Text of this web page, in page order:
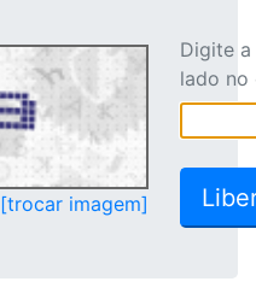
[trocar imagem]
Digite
lado no